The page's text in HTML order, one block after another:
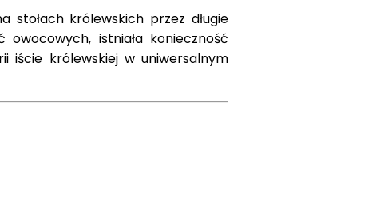
stołach królewskich przez długie
istniała konieczność
iście królewskiej w uniwersalnym